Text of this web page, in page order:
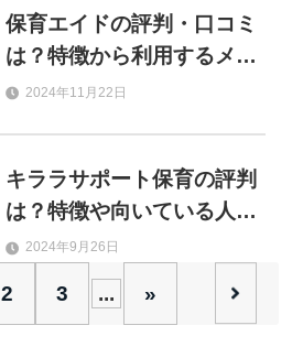
保育エイドの評判・口コミ
は？特徴から利用するメリ
ットまでを紹介
2024年11月22日
キララサポート保育の評判
は？特徴や向いている人も
紹介！
2024年9月26日
2 3 ... »